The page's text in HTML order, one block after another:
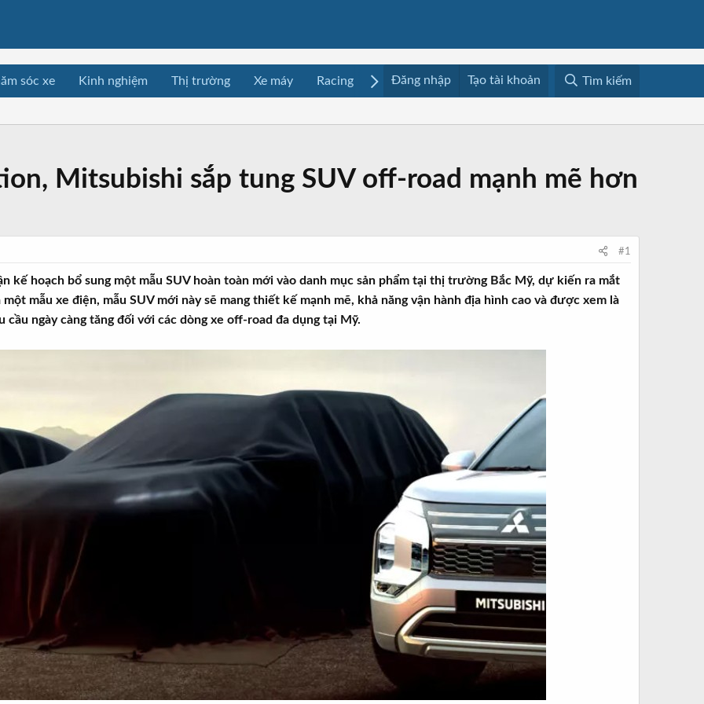
sóc xe Kinh nghiệm Thị trường Xe máy Racing Mua bán Media Resources
Đăng nhập Tạo tài khoản Tìm kiếm
Mitsubishi sắp tung SUV off-road mạnh mẽ hơn
#1
kế hoạch bổ sung một mẫu SUV hoàn toàn mới vào danh mục sản phẩm tại thị trường Bắc Mỹ, dự kiến ra mắt
mẫu xe điện, mẫu SUV mới này sẽ mang thiết kế mạnh mẽ, khả năng vận hành địa hình cao và được xem là
cầu ngày càng tăng đối với các dòng xe off-road đa dụng tại Mỹ.